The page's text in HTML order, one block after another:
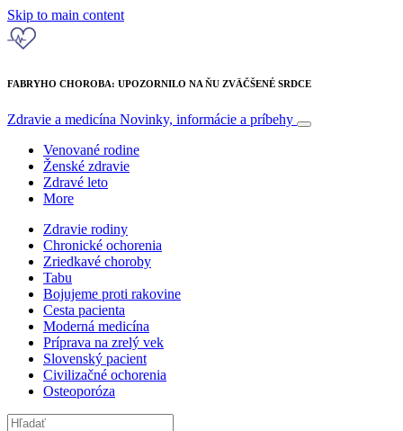
Skip to main content
FABRYHO CHOROBA: UPOZORNILO NA ŇU ZVÄČŠENÉ SRDCE
Zdravie a medicína Novinky, informácie a príbehy
Venované rodine
Ženské zdravie
Zdravé leto
More
Zdravie rodiny
Chronické ochorenia
Zriedkavé choroby
Tabu
Bojujeme proti rakovine
Cesta pacienta
Moderná medicína
Príprava na zrelý vek
Slovenský pacient
Civilizačné ochorenia
Osteoporóza